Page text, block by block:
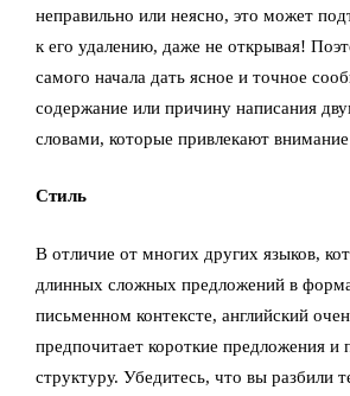
неправильно или неясно, это может
к его удалению, даже не открывая!
самого начала дать ясное и точное
содержание или причину написания
словами, которые привлекают внимание
Стиль
В отличие от многих других языков,
длинных сложных предложений в
письменном контексте, английский
предпочитает короткие предложения и
структуру. Убедитесь, что вы разбили